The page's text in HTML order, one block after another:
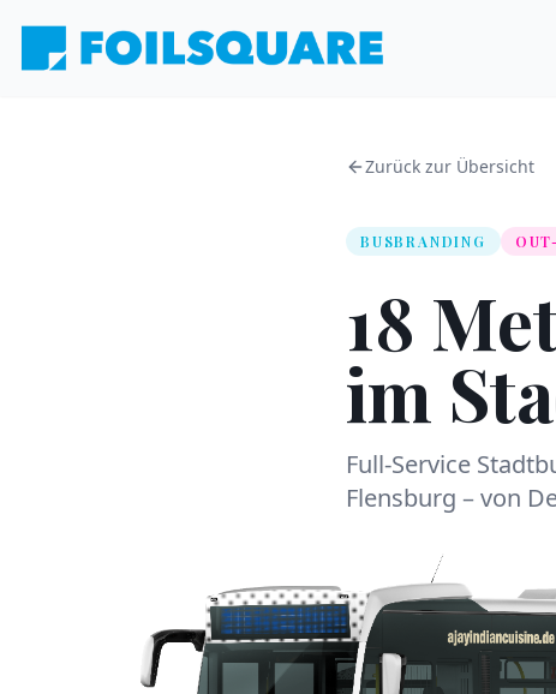
Zurück zur Übersicht
BUSBRANDING
18
im
Full-Service
Flensburg – von